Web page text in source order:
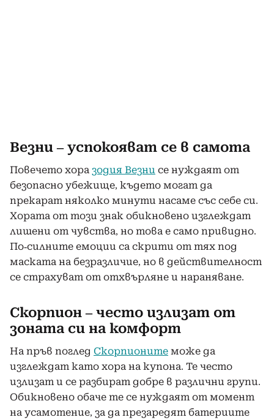
Везни – успокояват се в самота
Повечето хора зодия Везни се нуждаят от
безопасно убежище, където могат да
прекарат няколко минути насаме със себе си.
Хората от този знак обикновено изглеждат
лишени от чувства, но това е само привидно.
По-силните емоции са скрити от тях под
маската на безразличие, но в действителност
се страхуват от отхвърляне и нараняване.
Скорпион – често излизат от
зоната си на комфорт
На пръв поглед Скорпионите може да
изглеждат като хора на купона. Те често
излизат и се разбират добре в различни групи.
Обикновено обаче те се нуждаят от момент
на усамотение, за да презаредят батериите